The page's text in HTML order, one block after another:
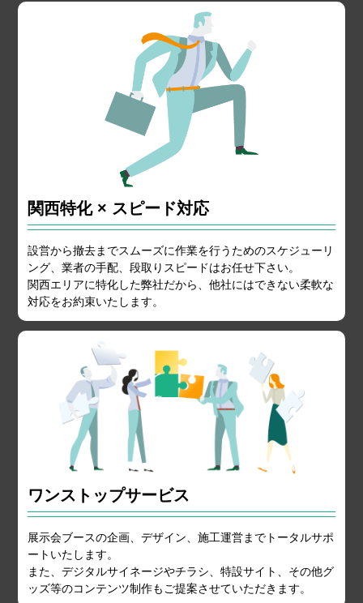
関西特化 × スピード対応
設営から撤去までスムーズに作業を行うためのスケジューリ
ング、業者の手配、段取りスピードはお任せ下さい。
関西エリアに特化した弊社だから、他社にはできない柔軟な
対応をお約束いたします。
ワンストップサービス
展示会ブースの企画、デザイン、施工運営までトータルサポ
ートいたします。
また、デジタルサイネージやチラシ、特設サイト、その他グ
ッズ等のコンテンツ制作もご提案させていただきます。